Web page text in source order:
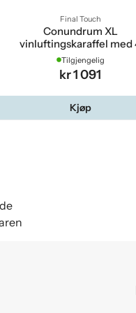
Final Touch
Conundrum XL
vinluftingskaraffel med
rødvinglass
Tilgjengelig
kr 1 091
Kjøp